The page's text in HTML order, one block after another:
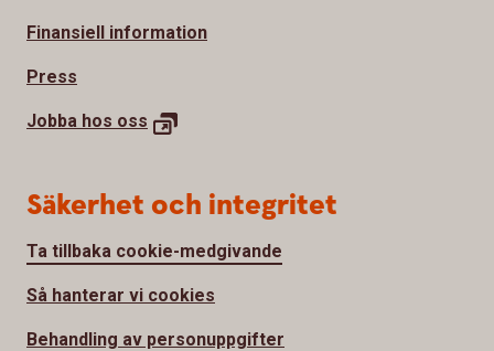
Finansiell information
Press
Jobba hos oss
Säkerhet och integritet
Ta tillbaka cookie-medgivande
Så hanterar vi cookies
Behandling av personuppgifter